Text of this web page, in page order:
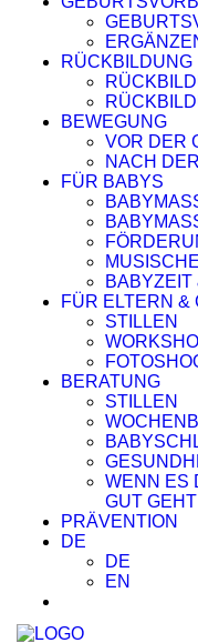
RÜCKBILDUNG
BEWEGUNG
VOR DER
NACH
FÜR BABYS
BABYZEIT
FÜR ELTERN &
STILLEN
BERATUNG
STILLEN
WENN ES
GUT GEHT
PRÄVENTION
DE
DE
EN